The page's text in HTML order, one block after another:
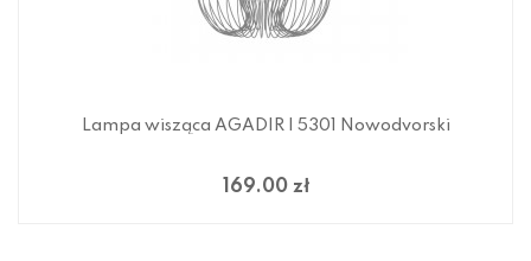
Lampa wisząca AGADIR I 5301 Nowodvorski
169.00 zł